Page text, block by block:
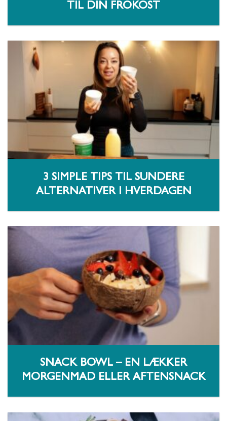
TIL DIN FROKOST
3 SIMPLE TIPS TIL SUNDERE
ALTERNATIVER I HVERDAGEN
SNACK BOWL – EN LÆKKER
MORGENMAD ELLER AFTENSNACK